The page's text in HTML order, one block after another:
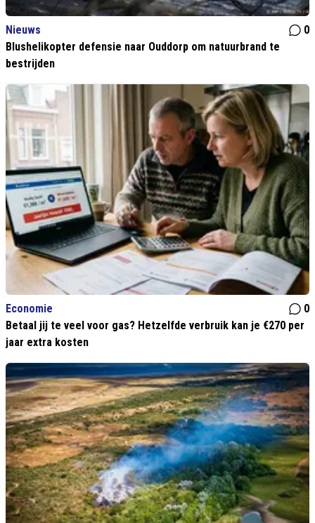
Nieuws
0
Blushelikopter defensie naar Ouddorp om natuurbrand te
bestrijden
Economie
0
Betaal jij te veel voor gas? Hetzelfde verbruik kan je €270 per
jaar extra kosten